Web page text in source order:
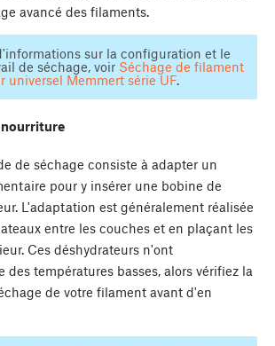
avancé des filaments.
sur la configuration et le
de séchage, voir Séchage de filament
universel Memmert série UF.
nourriture
de séchage consiste à adapter un
pour y insérer une bobine de
L'adaptation est généralement réalisée
entre les couches et en plaçant les
Ces déshydrateurs n'ont
des températures basses, alors vérifiez la
de votre filament avant d'en